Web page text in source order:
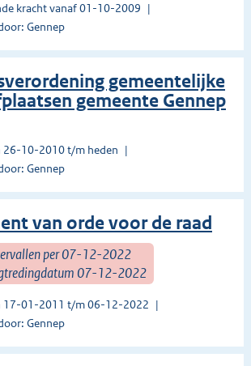
kracht vanaf 01-10-2009
Gennep
gemeentelijke
gemeente Gennep
26-10-2010 t/m heden
Gennep
van orde voor de raad
per 07-12-2022
07-12-2022
17-01-2011 t/m 06-12-2022
Gennep